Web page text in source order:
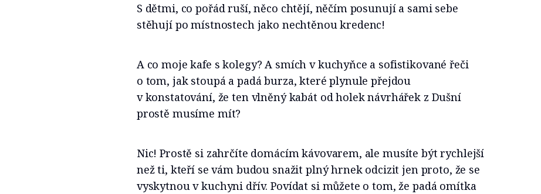
S dětmi, co pořád ruší, něco chtějí, něčím posunují a sami sebe
stěhují po místnostech jako nechtěnou kredenc!
A co moje kafe s kolegy? A smích v kuchyňce a sofistikované řeči
o tom, jak stoupá a padá burza, které plynule přejdou
v konstatování, že ten vlněný kabát od holek návrhářek z Dušní
prostě musíme mít?
Nic! Prostě si zahrčíte domácím kávovarem, ale musíte být rychlejší
než ti, kteří se vám budou snažit plný hrnek odcizit jen proto, že se
vyskytnou v kuchyni dřív. Povídat si můžete o tom, že padá omítka